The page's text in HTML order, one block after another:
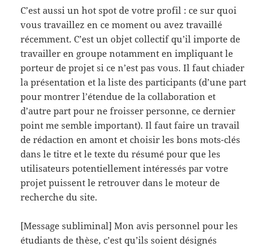
C’est aussi un hot spot de votre profil : ce sur quoi
vous travaillez en ce moment ou avez travaillé
récemment. C’est un objet collectif qu’il importe de
travailler en groupe notamment en impliquant le
porteur de projet si ce n’est pas vous. Il faut chiader
la présentation et la liste des participants (d’une part
pour montrer l’étendue de la collaboration et
d’autre part pour ne froisser personne, ce dernier
point me semble important). Il faut faire un travail
de rédaction en amont et choisir les bons mots-clés
dans le titre et le texte du résumé pour que les
utilisateurs potentiellement intéressés par votre
projet puissent le retrouver dans le moteur de
recherche du site.
[Message subliminal] Mon avis personnel pour les
étudiants de thèse, c’est qu’ils soient désignés